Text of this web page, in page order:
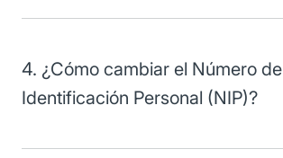
4. ¿Cómo cambiar el Número de
Identificación Personal (NIP)?